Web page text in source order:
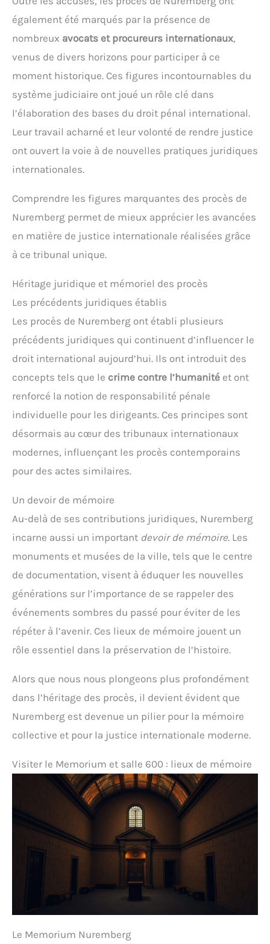
également été marqués par la présence de
nombreux avocats et procureurs internationaux,
venus de divers horizons pour participer à ce
moment historique. Ces figures incontournables du
système judiciaire ont joué un rôle clé dans
l’élaboration des bases du droit pénal international.
Leur travail acharné et leur volonté de rendre justice
ont ouvert la voie à de nouvelles pratiques juridiques
internationales.
Comprendre les figures marquantes des procès de
Nuremberg permet de mieux apprécier les avancées
en matière de justice internationale réalisées grâce
à ce tribunal unique.
Héritage juridique et mémoriel des procès
Les précédents juridiques établis
Les procès de Nuremberg ont établi plusieurs
précédents juridiques qui continuent d’influencer le
droit international aujourd’hui. Ils ont introduit des
concepts tels que le crime contre l’humanité et ont
renforcé la notion de responsabilité pénale
individuelle pour les dirigeants. Ces principes sont
désormais au cœur des tribunaux internationaux
modernes, influençant les procès contemporains
pour des actes similaires.
Un devoir de mémoire
Au-delà de ses contributions juridiques, Nuremberg
incarne aussi un important devoir de mémoire. Les
monuments et musées de la ville, tels que le centre
de documentation, visent à éduquer les nouvelles
générations sur l’importance de se rappeler des
événements sombres du passé pour éviter de les
répéter à l’avenir. Ces lieux de mémoire jouent un
rôle essentiel dans la préservation de l’histoire.
Alors que nous nous plongeons plus profondément
dans l’héritage des procès, il devient évident que
Nuremberg est devenue un pilier pour la mémoire
collective et pour la justice internationale moderne.
Visiter le Memorium et salle 600 : lieux de mémoire
Le Memorium Nuremberg